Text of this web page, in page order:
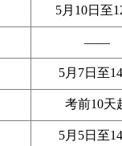
5月10日至
——
5月7日至
考前10天
5月5日至